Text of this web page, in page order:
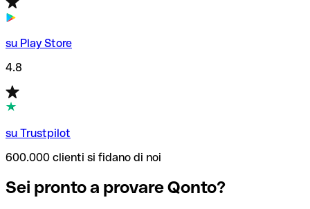
su Play Store
4.8
su Trustpilot
600.000 clienti si fidano di noi
Sei pronto a provare Qonto?